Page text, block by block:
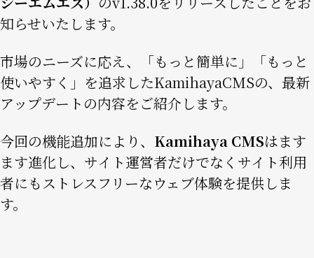
知らせいたします。
市場のニーズに応え、「もっと簡単に」「もっと
使いやすく」を追求したKamihayaCMSの、最新
アップデートの内容をご紹介します。
今回の機能追加により、 Kamihaya CMSはます
ます進化し、サイト運営者だけでなくサイト利用
者にもストレスフリーなウェブ体験を提供しま
す。